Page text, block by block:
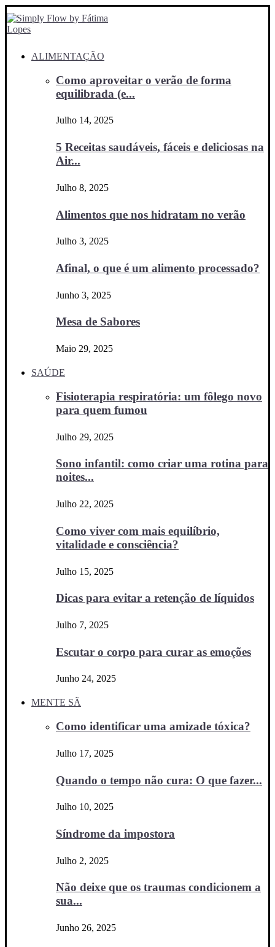
ALIMENTAÇÃO
Como aproveitar o verão de forma
equilibrada (e...
Julho 14, 2025
5 Receitas saudáveis, fáceis e deliciosas na
Air...
Julho 8, 2025
Alimentos que nos hidratam no verão
Julho 3, 2025
Afinal, o que é um alimento processado?
Junho 3, 2025
Mesa de Sabores
Maio 29, 2025
SAÚDE
Fisioterapia respiratória: um fôlego novo
para quem fumou
Julho 29, 2025
Sono infantil: como criar uma rotina para
noites...
Julho 22, 2025
Como viver com mais equilíbrio,
vitalidade e consciência?
Julho 15, 2025
Dicas para evitar a retenção de líquidos
Julho 7, 2025
Escutar o corpo para curar as emoções
Junho 24, 2025
MENTE SÃ
Como identificar uma amizade tóxica?
Julho 17, 2025
Quando o tempo não cura: O que fazer...
Julho 10, 2025
Síndrome da impostora
Julho 2, 2025
Não deixe que os traumas condicionem a
sua...
Junho 26, 2025